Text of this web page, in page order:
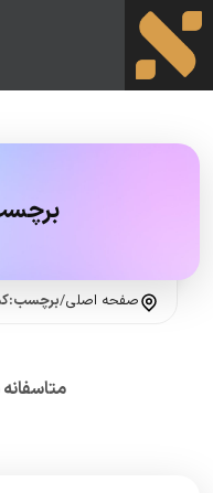
صفحه اصلی/